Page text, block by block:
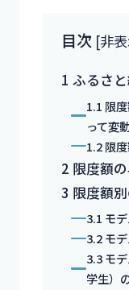
目次 [非
1 ふるさ
1.1 限
って変
1.2限度
2 限度額
3 限度額
3.1 モ
3.2モデ
3.3モデ
学生）